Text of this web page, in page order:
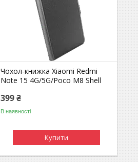
Чохол-книжка Xiaomi Redmi
Note 15 4G/5G/Poco M8 Shell
399 ₴
В наявності
Купити